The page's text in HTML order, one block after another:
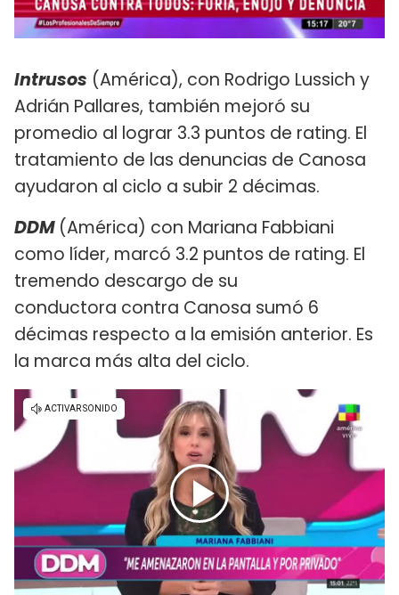
Intrusos (América), con Rodrigo Lussich y
Adrián Pallares, también mejoró su
promedio al lograr 3.3 puntos de rating. El
tratamiento de las denuncias de Canosa
ayudaron al ciclo a subir 2 décimas.
DDM (América) con Mariana Fabbiani
como líder, marcó 3.2 puntos de rating. El
tremendo descargo de su
conductora contra Canosa sumó 6
décimas respecto a la emisión anterior. Es
la marca más alta del ciclo.